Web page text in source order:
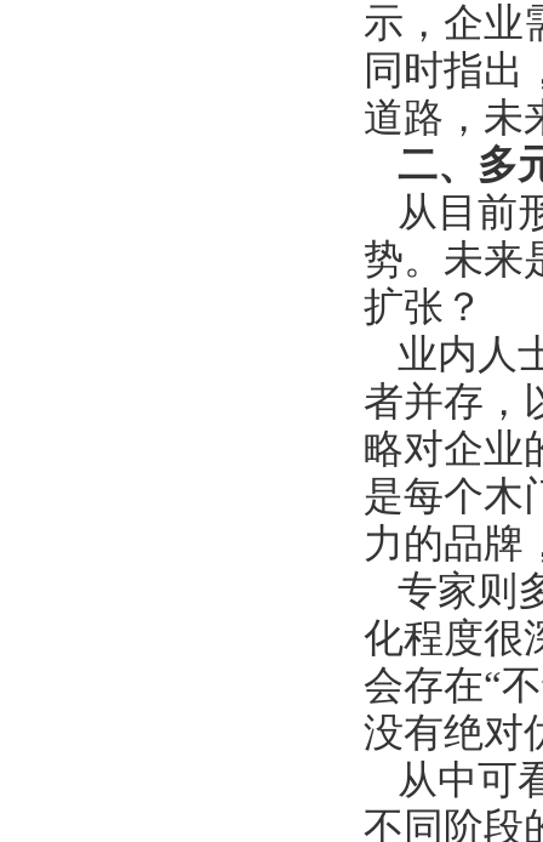
示，企业
同时指出
道路，未
二、多
从目前
势。未来
扩张？
业内人
者并存，
略对企业
是每个木
力的品牌
专家则
化程度很
会存在“
没有绝对
从中可
不同阶段